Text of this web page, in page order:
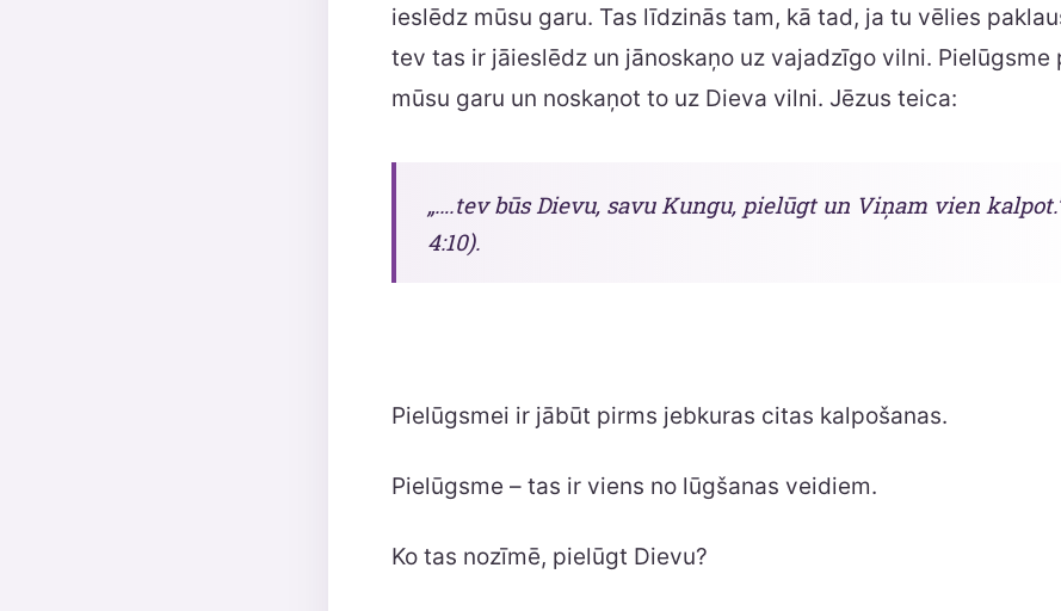
ieslēdz mūsu garu. Tas līdzinās tam, kā tad, ja tu vēlies
tev tas ir jāieslēdz un jānoskaņo uz vajadzīgo vilni.
mūsu garu un noskaņot to uz Dieva vilni. Jēzus teica:
„….tev būs Dievu, savu Kungu, pielūgt un Viņam vien
4:10).
Pielūgsmei ir jābūt pirms jebkuras citas kalpošanas.
Pielūgsme – tas ir viens no lūgšanas veidiem.
Ko tas nozīmē, pielūgt Dievu?